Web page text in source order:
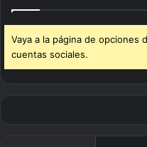
Vaya a la página de opciones
cuentas sociales.